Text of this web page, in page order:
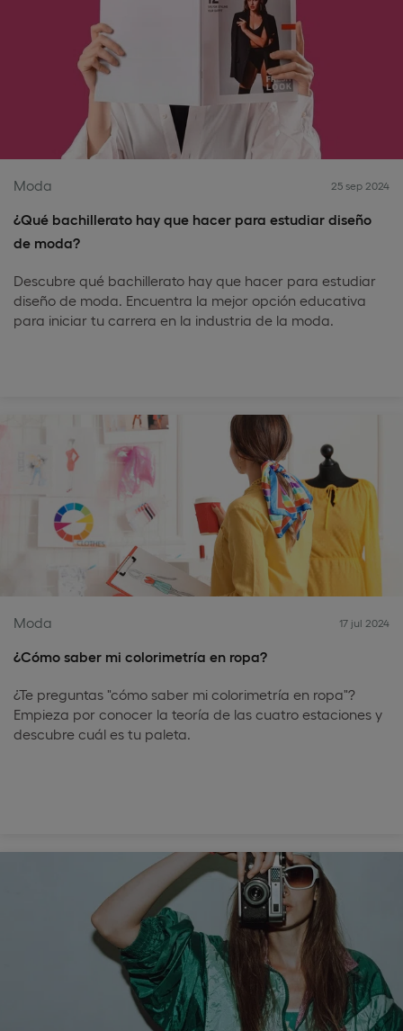
Moda 25 sep 2024
¿Qué bachillerato hay que hacer para estudiar diseño
de moda?
Descubre qué bachillerato hay que hacer para estudiar
diseño de moda. Encuentra la mejor opción educativa
para iniciar tu carrera en la industria de la moda.
Moda 17 jul 2024
¿Cómo saber mi colorimetría en ropa?
¿Te preguntas "cómo saber mi colorimetría en ropa"?
Empieza por conocer la teoría de las cuatro estaciones y
descubre cuál es tu paleta.